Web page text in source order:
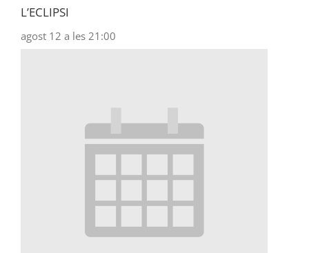
L’ECLIPSI
agost 12 a les 21:00